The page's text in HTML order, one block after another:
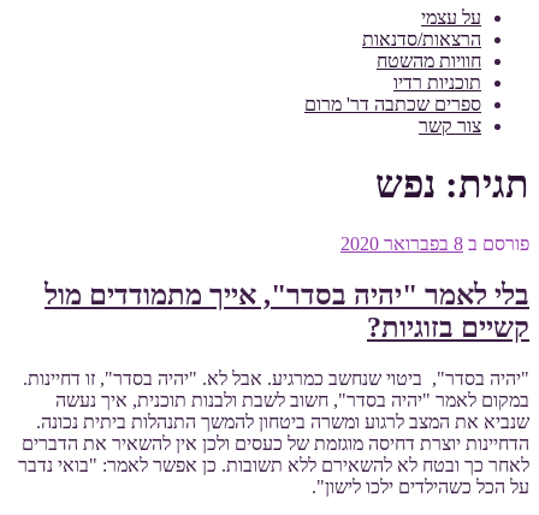
על עצמי
הרצאות/סדנאות
חוויות מהשטח
תוכניות רדיו
ספרים שכתבה דר' מרום
צור קשר
תגית: נפש
פורסם ב 8 בפברואר 2020
בלי לאמר "יהיה בסדר", אייך מתמודדים מול
קשיים בזוגיות?
"יהיה בסדר", ביטוי שנחשב כמרגיע. אבל לא. "יהיה בסדר", זו דחיינות.
במקום לאמר "יהיה בסדר", חשוב לשבת ולבנות תוכנית, איך נעשה
שנביא את המצב לרגוע ומשרה ביטחון להמשך התנהלות ביתית נכונה.
הדחיינות יוצרת דחיסה מוגזמת של כעסים ולכן אין להשאיר את הדברים
לאחר כך ובטח לא להשאירם ללא תשובות. כן אפשר לאמר: "בואי נדבר
על הכל כשהילדים ילכו לישון".